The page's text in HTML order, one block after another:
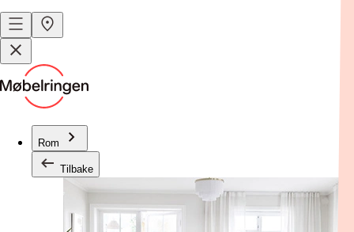
Rom
Tilbake